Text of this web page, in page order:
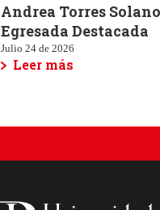
Andrea Torres
Egresada Destacada
Julio 24 de 2026
Leer más